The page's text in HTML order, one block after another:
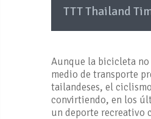
TTT Thailand
Aunque la bicicleta
medio de transporte
tailandeses, el
convirtiendo, en los
un deporte recreativo